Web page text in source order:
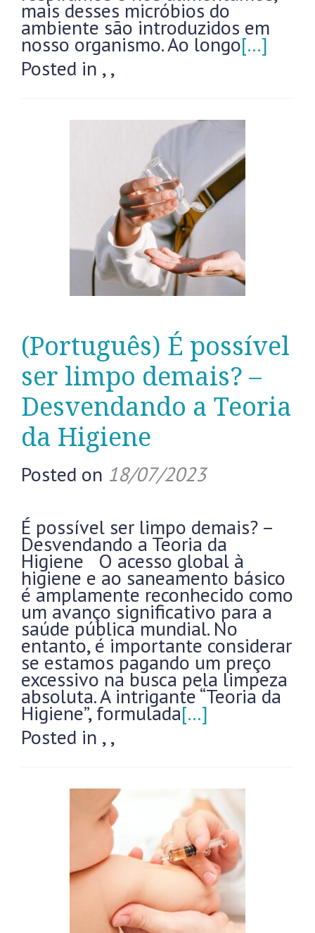
mais desses micróbios do
ambiente são introduzidos em
nosso organismo. Ao longo[…]
Posted in ,,
(Português) É possível
ser limpo demais? –
Desvendando a Teoria
da Higiene
Posted on 18/07/2023
É possível ser limpo demais? –
Desvendando a Teoria da
Higiene O acesso global à
higiene e ao saneamento básico
é amplamente reconhecido como
um avanço significativo para a
saúde pública mundial. No
entanto, é importante considerar
se estamos pagando um preço
excessivo na busca pela limpeza
absoluta. A intrigante “Teoria da
Higiene”, formulada[…]
Posted in ,,